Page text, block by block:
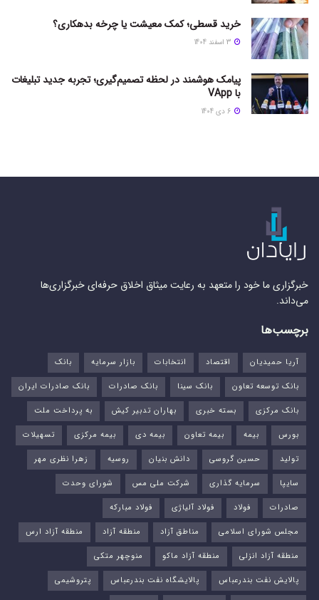
خرید قسطی؛ کمک معیشت یا چرخه بدهکاری؟
پیامک هوشمند در لحظه تصمیم‌گیری؛ تجربه جدید تبلیغات
با VApp
خبرگزاری ما خود را متعهد به رعایت میثاق اخلاق حرفه‌ای خبرگزاری‌ها
می‌داند.
برچسب‌ها
آریا حمیدیان اقتصاد انتخابات بازار سرمایه
بانک
بانک توسعه تعاون
بانک سینا بانک صادرات
بانک صادرات ایران
بانک مرکزی
بسته خبری بهاران تدبیر کیش
به پرداخت ملت
بورس‌
بیمه بیمه تعاون بیمه دی بیمه مرکزی
تسهیلات
تولید
حسین گروسی دانش بنیان روسیه
زهرا نظری مهر
سایپا
سرمایه گذاری شرکت ملی مس
شورای وحدت
صادرات
فولاد فولاد آلیاژی
فولاد مبارکه
مجلس شورای اسلامی
مناطق آزاد منطقه آزاد
منطقه آزاد ارس
منطقه آزاد انزلی
منطقه آزاد ماکو
منوچهر متکی
پالایش نفت بندرعباس
پالایشگاه نفت بندرعباس
پتروشیمی